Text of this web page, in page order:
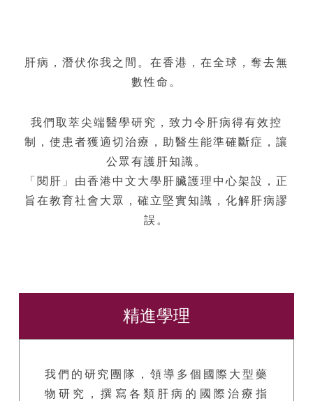
肝病，潛伏你我之間。在香港，在全球，奪去無
數性命。
我們取萃尖端醫學研究，致力令肝病得有效控
制，使患者獲適切治療，助醫生能準確斷症，讓
公眾有護肝知識。
「閱肝」由香港中文大學肝臟護理中心架設，正
旨在教育社會大眾，確立堅實知識，化解肝病謬
誤。
精進學理
我們的研究團隊，領導多個國際大型藥
物研究，撰寫各類肝病的國際治療指